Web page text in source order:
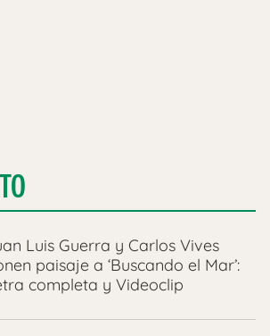
Luis Guerra y Carlos Vives
paisaje a ‘Buscando el Mar’:
completa y Videoclip